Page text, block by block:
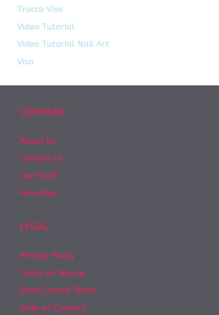
Trucco Viso
Video Tutorial
Video Tutorial Nail Art
Viso
COMPANY
About Us
Contact Us
Our Staff
Advertise
LEGAL
Privacy Policy
Terms of Service
Extra Crunch Terms
Code of Conduct